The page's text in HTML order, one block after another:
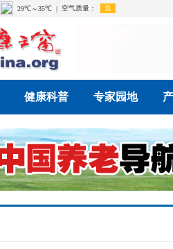
健康科普 专家园地